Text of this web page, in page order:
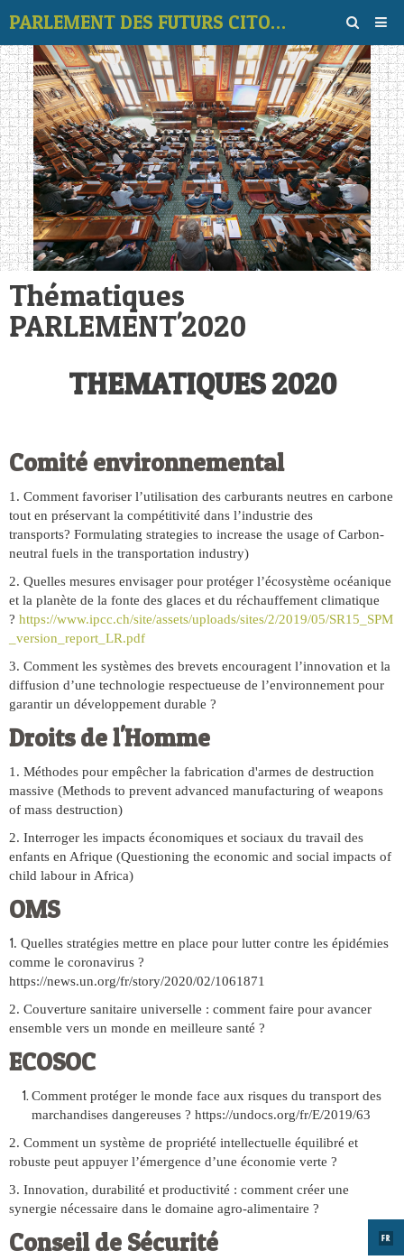
PARLEMENT DES FUTURS CITOYENS
Page d'accueil
Album
Contact
Vidéos
Vote des thèmes
Forum
‹ ›
Thématiques
PARLEMENT'2020
THEMATIQUES 2020
Comité environnemental
1. Comment favoriser l’utilisation des carburants neutres en carbone
tout en préservant la compétitivité dans l’industrie des
transports? Formulating strategies to increase the usage of Carbon-
neutral fuels in the transportation industry)
2. Quelles mesures envisager pour protéger l’écosystème océanique
et la planète de la fonte des glaces et du réchauffement climatique
? https://www.ipcc.ch/site/assets/uploads/sites/2/2019/05/SR15_SPM
_version_report_LR.pdf
3. Comment les systèmes des brevets encouragent l’innovation et la
diffusion d’une technologie respectueuse de l’environnement pour
garantir un développement durable ?
Droits de l'Homme
1. Méthodes pour empêcher la fabrication d'armes de destruction
massive (Methods to prevent advanced manufacturing of weapons
of mass destruction)
2. Interroger les impacts économiques et sociaux du travail des
enfants en Afrique (Questioning the economic and social impacts of
child labour in Africa)
OMS
1. Quelles stratégies mettre en place pour lutter contre les épidémies
comme le coronavirus ?
https://news.un.org/fr/story/2020/02/1061871
2. Couverture sanitaire universelle : comment faire pour avancer
ensemble vers un monde en meilleure santé ?
ECOSOC
Comment protéger le monde face aux risques du transport des
marchandises dangereuses ? https://undocs.org/fr/E/2019/63
2. Comment un système de propriété intellectuelle équilibré et
robuste peut appuyer l’émergence d’une économie verte ?
3. Innovation, durabilité et productivité : comment créer une
synergie nécessaire dans le domaine agro-alimentaire ?
Conseil de Sécurité